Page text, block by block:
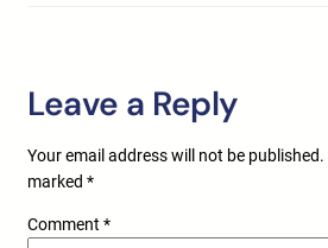
Leave a Reply
Your email address will not be published.
marked *
Comment *